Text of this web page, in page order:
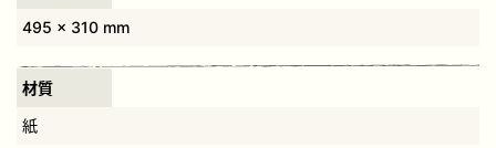
495 x 310 mm
材質
紙